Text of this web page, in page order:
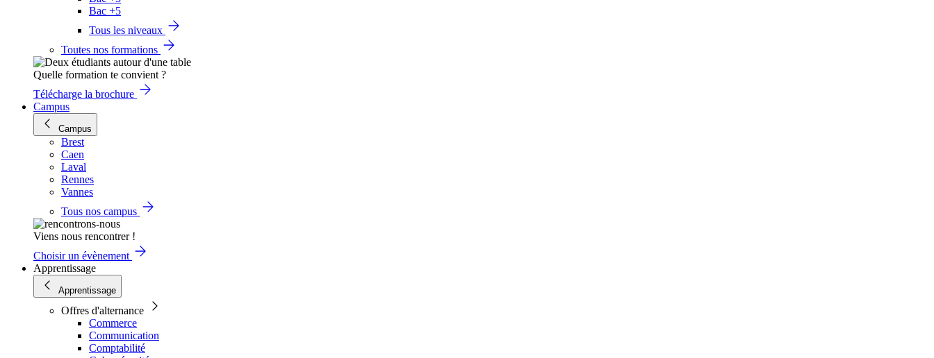
Bac +5
Tous les niveaux
Toutes nos formations
Quelle formation te convient ?
Télécharge la brochure
Campus
Campus
Brest
Caen
Laval
Rennes
Vannes
Tous nos campus
Viens nous rencontrer !
Choisir un évènement
Apprentissage
Apprentissage
Offres d'alternance
Commerce
Communication
Comptabilité